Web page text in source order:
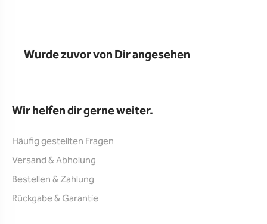
Wurde zuvor von Dir angesehen
Wir helfen dir gerne weiter.
Häufig gestellten Fragen
Versand & Abholung
Bestellen & Zahlung
Rückgabe & Garantie